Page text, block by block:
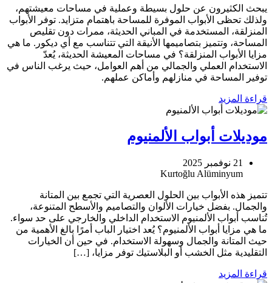
يبحث الكثيرون عن حلول بسيطة وعملية في مساحات معيشتهم،
ولذلك تحظى الأبواب الموفرة للمساحة باهتمام متزايد. توفر الأبواب
المنزلقة، المستخدمة في المباني الحديثة، ممرات دون تقليص
المساحة، وتتميز بتصاميمها الأنيقة التي تتناسب مع أي ديكور. ما هي
مزايا الأبواب المنزلقة؟ في مساحات المعيشة الحديثة، يُعدّ
الاستخدام العملي والجمالي من أهم العوامل، حيث يرغب الناس في
توفير المساحة في منازلهم وأماكن عملهم.
قراءة المزيد
موديلات أبواب الألمنيوم
21 نوفمبر 2025
تتميز هذه الأبواب بين الحلول العصرية التي تجمع بين المتانة
والجمال. بفضل خيارات الألوان والتصاميم والأسطح المتنوعة،
تُناسب أبواب الألمنيوم الاستخدام الداخلي والخارجي على حد سواء.
ما هي مزايا أبواب الألمنيوم؟ يُعد اختيار الباب أمرًا بالغ الأهمية من
حيث المتانة والجمال وسهولة الاستخدام. في حين أن الخيارات
التقليدية مثل الخشب أو البلاستيك توفر مزايا، […]
قراءة المزيد